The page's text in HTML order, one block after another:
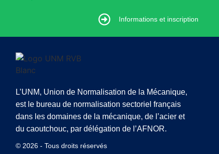
Informations et inscription
L’UNM, Union de Normalisation de la Mécanique,
est le bureau de normalisation sectoriel français
dans les domaines de la mécanique, de l’acier et
du caoutchouc, par délégation de l’AFNOR.
© 2026 - Tous droits réservés